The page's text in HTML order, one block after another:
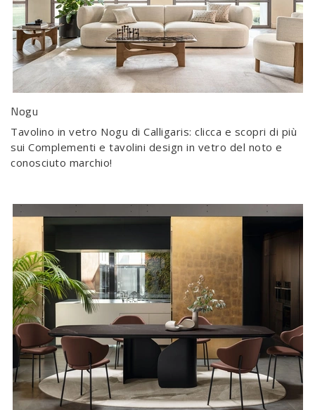
Nogu
Tavolino in vetro Nogu di Calligaris: clicca e scopri di più
sui Complementi e tavolini design in vetro del noto e
conosciuto marchio!